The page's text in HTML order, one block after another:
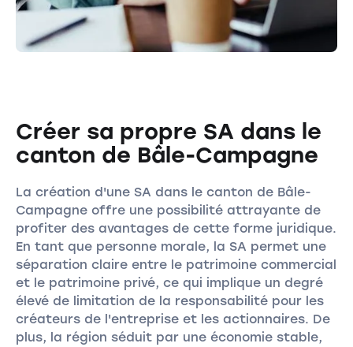
Créer sa propre SA dans le
canton de Bâle-Campagne
La création d'une SA dans le canton de Bâle-
Campagne offre une possibilité attrayante de
profiter des avantages de cette forme juridique.
En tant que personne morale, la SA permet une
séparation claire entre le patrimoine commercial
et le patrimoine privé, ce qui implique un degré
élevé de limitation de la responsabilité pour les
créateurs de l'entreprise et les actionnaires. De
plus, la région séduit par une économie stable,